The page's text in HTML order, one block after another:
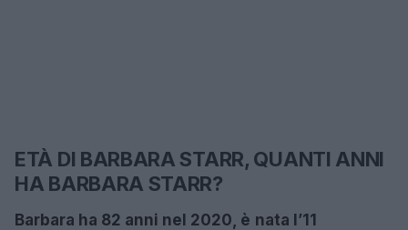
ETÀ DI BARBARA STARR, QUANTI ANNI
HA BARBARA STARR?
Barbara ha 82 anni nel 2020, è nata l’11